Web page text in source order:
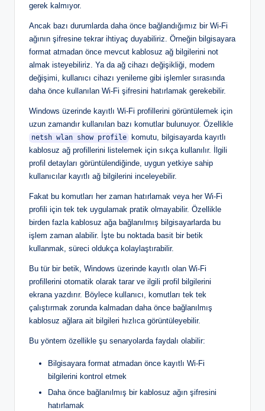
gerek kalmıyor.
Ancak bazı durumlarda daha önce bağlandığımız bir Wi-Fi
ağının şifresine tekrar ihtiyaç duyabiliriz. Örneğin bilgisayara
format atmadan önce mevcut kablosuz ağ bilgilerini not
almak isteyebiliriz. Ya da ağ cihazı değişikliği, modem
değişimi, kullanıcı cihazı yenileme gibi işlemler sırasında
daha önce kullanılan Wi-Fi şifresini hatırlamak gerekebilir.
Windows üzerinde kayıtlı Wi-Fi profillerini görüntülemek için
uzun zamandır kullanılan bazı komutlar bulunuyor. Özellikle
netsh wlan show profile
komutu, bilgisayarda kayıtlı
kablosuz ağ profillerini listelemek için sıkça kullanılır. İlgili
profil detayları görüntülendiğinde, uygun yetkiye sahip
kullanıcılar kayıtlı ağ bilgilerini inceleyebilir.
Fakat bu komutları her zaman hatırlamak veya her Wi-Fi
profili için tek tek uygulamak pratik olmayabilir. Özellikle
birden fazla kablosuz ağa bağlanılmış bilgisayarlarda bu
işlem zaman alabilir. İşte bu noktada basit bir betik
kullanmak, süreci oldukça kolaylaştırabilir.
Bu tür bir betik, Windows üzerinde kayıtlı olan Wi-Fi
profillerini otomatik olarak tarar ve ilgili profil bilgilerini
ekrana yazdırır. Böylece kullanıcı, komutları tek tek
çalıştırmak zorunda kalmadan daha önce bağlanılmış
kablosuz ağlara ait bilgileri hızlıca görüntüleyebilir.
Bu yöntem özellikle şu senaryolarda faydalı olabilir:
Bilgisayara format atmadan önce kayıtlı Wi-Fi
bilgilerini kontrol etmek
Daha önce bağlanılmış bir kablosuz ağın şifresini
hatırlamak